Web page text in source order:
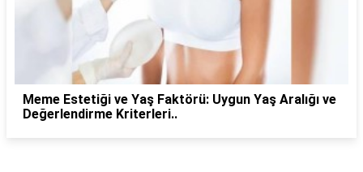
Meme Estetiği ve Yaş Faktörü: Uygun Yaş Aralığı ve
Değerlendirme Kriterleri..